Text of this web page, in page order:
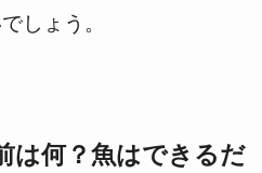
しょう。
は何？魚はできるだ